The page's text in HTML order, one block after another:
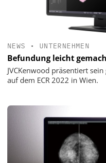
NEWS • UNTERNEHMEN
Befundung leicht
JVCKenwood präsentiert
auf dem ECR 2022 in Wien.